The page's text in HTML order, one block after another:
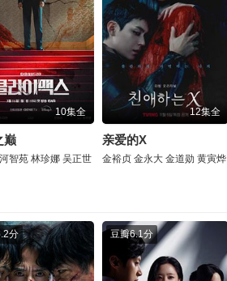
10集全
巅
河智苑 林珍娜 吴正世
12集全
亲爱的X
金裕贞 金永大 金道勋 黄寅烨
分 豆瓣6.1分